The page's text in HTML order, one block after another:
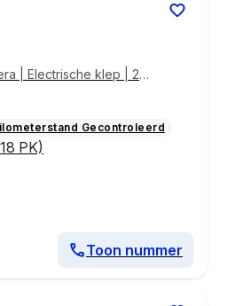
| Electrische klep | 2
Gecontroleerd
PK)
Toon nummer